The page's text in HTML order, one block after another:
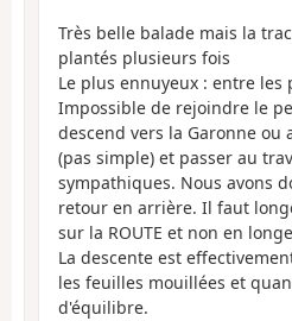
Très belle balade mais la
plantés plusieurs fois
Le plus ennuyeux : entre les
Impossible de rejoindre le
descend vers la Garonne
(pas simple) et passer au
sympathiques. Nous avons
retour en arrière. Il faut
sur la ROUTE et non en
La descente est
les feuilles mouillées et
d'équilibre.